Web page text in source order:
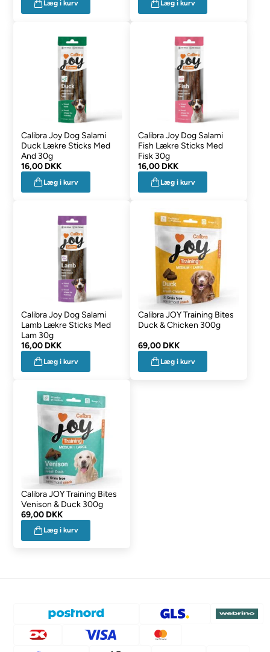
Læg i kurv Læg i kurv
Calibra Joy Dog Salami
Duck Lækre Sticks Med
And 30g
16,00 DKK
Læg i kurv
Calibra Joy Dog Salami
Fish Lækre Sticks Med
Fisk 30g
16,00 DKK
Læg i kurv
Calibra Joy Dog Salami
Lamb Lækre Sticks Med
Lam 30g
16,00 DKK
Læg i kurv
Calibra JOY Training Bites
Duck & Chicken 300g
69,00 DKK
Læg i kurv
Calibra JOY Training Bites
Venison & Duck 300g
69,00 DKK
Læg i kurv